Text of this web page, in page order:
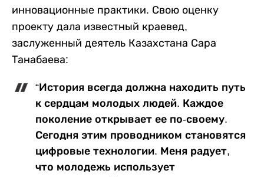
инновационные практики. Свою оценку
проекту дала известный краевед,
заслуженный деятель Казахстана Сара
Танабаева:
“История всегда должна находить путь
к сердцам молодых людей. Каждое
поколение открывает ее по-своему.
Сегодня этим проводником становятся
цифровые технологии. Меня радует,
что молодежь использует